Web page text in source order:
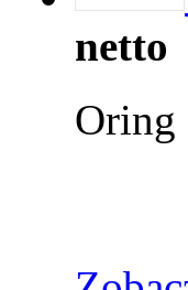
netto
Oring